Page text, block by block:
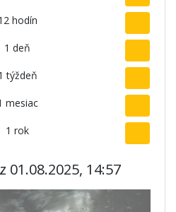
hodín
1 deň
týždeň
mesiac
1 rok
14:57